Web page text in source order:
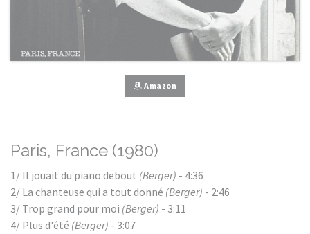
Amazon
Paris, France (1980)
1/ Il jouait du piano debout (Berger) - 4:36
2/ La chanteuse qui a tout donné (Berger) - 2:46
3/ Trop grand pour moi (Berger) - 3:11
4/ Plus d'été (Berger) - 3:07